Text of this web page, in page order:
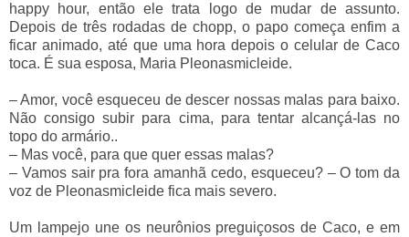
happy hour, então ele trata logo de mudar de assunto.
Depois de três rodadas de chopp, o papo começa enfim a
ficar animado, até que uma hora depois o celular de Caco
toca. É sua esposa, Maria Pleonasmicleide.
–Amor, você esqueceu de descer nossas malas para baixo.
Não consigo subir para cima, para tentar alcançá-las no
topo do armário..
– Mas você, para que quer essas malas?
– Vamos sair pra fora amanhã cedo, esqueceu? –O tom da
voz de Pleonasmicleide fica mais severo.
Um lampejo une os neurônios preguiçosos de Caco, e em